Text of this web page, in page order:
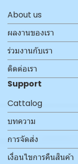
About us
ผลงานของเรา
ร่วมงานกับเรา
ติดต่อเรา
Support
Cattalog
บทความ
การจัดส่ง
เงื่อนไขการคืนสินค้า